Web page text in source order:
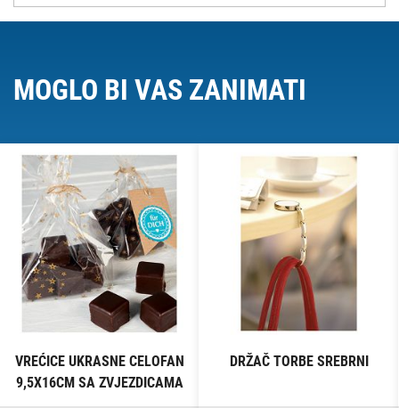
MOGLO BI VAS ZANIMATI
VREĆICE UKRASNE CELOFAN
9,5X16CM SA ZVJEZDICAMA
PK10 HEYDA 20-30892 50
DRŽAČ TORBE SREBRNI